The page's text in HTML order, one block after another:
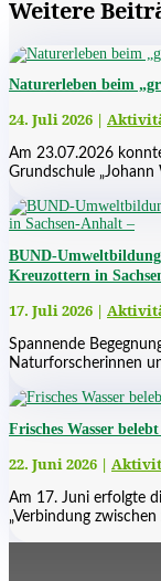
Weitere
Naturerleben beim
24. Juli 2026 |
Am 23.07.2026
Grundschule „Johann
BUND-
Kreuzottern in
17. Juli 2026 |
Spannende
Naturforscherinnen
Frisches Wasser
22. Juni 2026 |
Am 17. Juni erfolgte
„Verbindung